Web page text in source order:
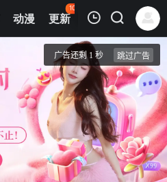
动漫 更新
100
热榜 APP
第11集